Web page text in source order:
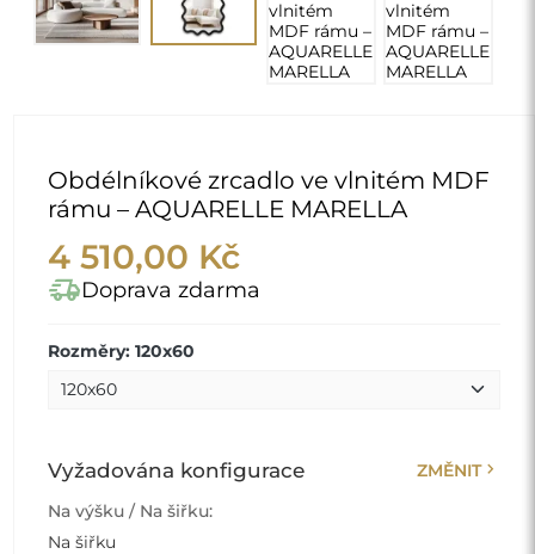
Obdélníkové zrcadlo ve vlnitém MDF
rámu – AQUARELLE MARELLA
4 510,00 Kč
delivery_truck_speedDoprava zdarma
Rozměry: 120x60
Vyžadována konfigurace ZMĚNITchevron_right
Na výšku / Na šiřku:
Na šiřku